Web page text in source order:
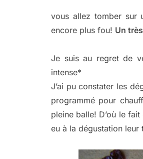
vous allez tomber sur
encore plus fou! Un
Je suis au regret de
intense*
J’ai pu constater les
programmé pour
pleine balle! D’où le
eu à la dégustation leur